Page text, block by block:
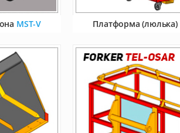
MST-V Платформа (люлька)